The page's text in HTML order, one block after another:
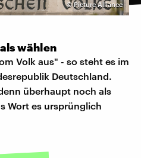
©Picture Alliance
wählen
Volk aus" - so steht es im
Deutschland.
überhaupt noch als
Wort es ursprünglich